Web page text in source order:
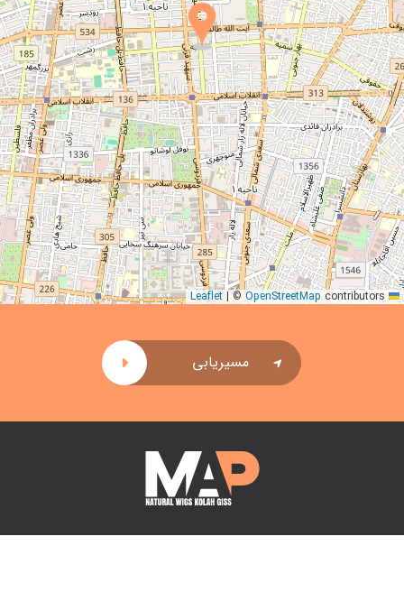
|© OpenStreetMapcontributors
مسیریابی